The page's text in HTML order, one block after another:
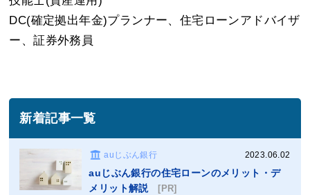
DC(確定拠出年金)プランナー、住宅ローンアドバイザ
ー、証券外務員
新着記事一覧
auじぶん銀行 2023.06.02
auじぶん銀行の住宅ローンのメリット・デ
メリット解説 [PR]